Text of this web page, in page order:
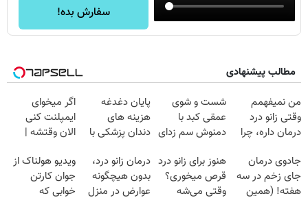
سفارش بده!
مطالب پیشنهادی
من نمیفهمم
وقتی زانو درد
درمان داره، چرا
تحمل میکنی؟❗
شست و شوی
عمقی کبد با
دمنوش سم زدای
پایان دغدغه
هزینه های
دندان پزشکی با
خانگی
اگر میخوای
ایمپلنت کنی
الان وقتشه |
میلیون تومان!!!
جادوی درمان
جای زخم در سه
هفته! (همین
هنوز برای زانو درد
قرص میخوری؟
وقتی می‌شه
درمان زانو درد،
بدون هیچگونه
عوارض در منزل
ویدیو هولناک از
جوان کارتن
خوابی که